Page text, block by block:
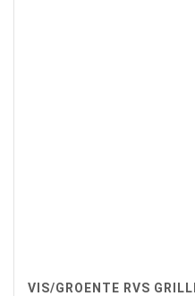
VIS/GROENTE RVS